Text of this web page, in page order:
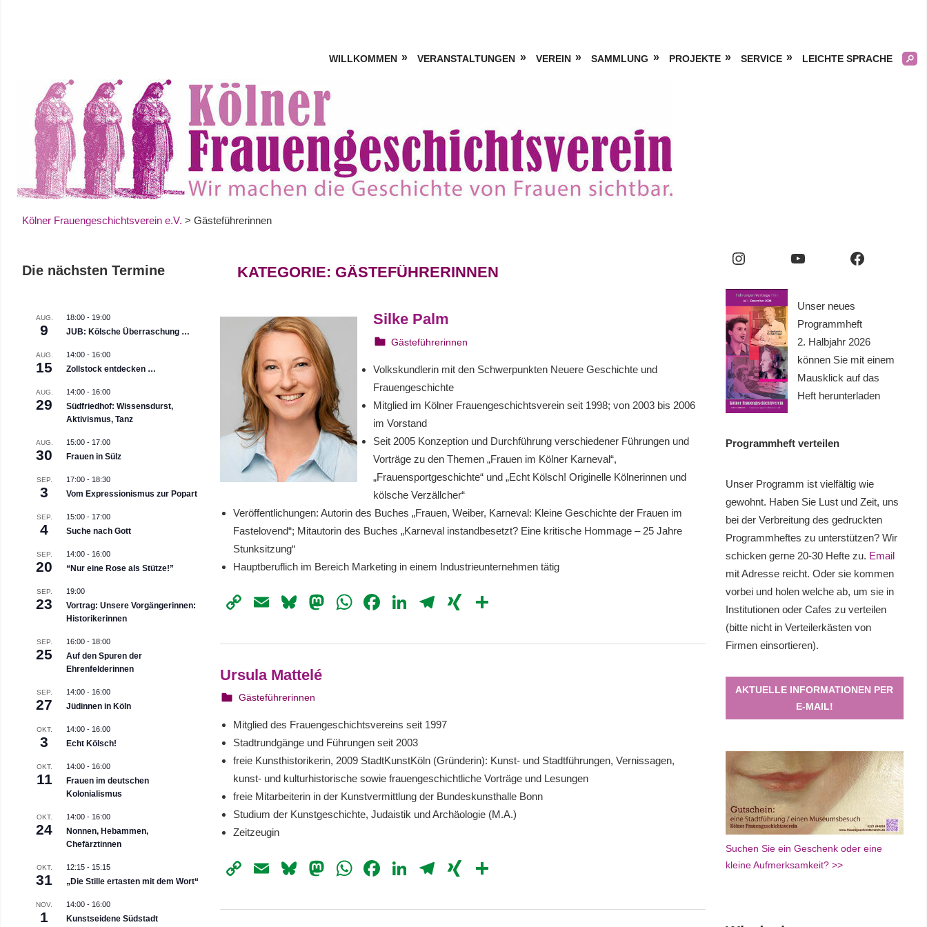
WILLKOMMEN VERANSTALTUNGEN VEREIN SAMMLUNG PROJEKTE SERVICE LEICHTE SPRACHE
Kölner Frauengeschichtsverein e.V. > Gästeführerinnen
KATEGORIE: GÄSTEFÜHRERINNEN
Silke Palm
22. August 2023
webmam
Gästeführerinnen
Volkskundlerin mit den Schwerpunkten Neuere Geschichte und
Frauengeschichte
Mitglied im Kölner Frauengeschichtsverein seit 1998; von 2003 bis 2006
im Vorstand
Seit 2005 Konzeption und Durchführung verschiedener Führungen und
Vorträge zu den Themen „Frauen im Kölner Karneval“,
„Frauensportgeschichte“ und „Echt Kölsch! Originelle Kölnerinnen und
kölsche Verzällcher“
Veröffentlichungen: Autorin des Buches „Frauen, Weiber, Karneval: Kleine Geschichte der Frauen im
Fastelovend“; Mitautorin des Buches „Karneval instandbesetzt? Eine kritische Hommage – 25 Jahre
Stunksitzung“
Hauptberuflich im Bereich Marketing in einem Industrieunternehmen tätig
CopyEmailBluesky
Mastodon
WhatsApp
Facebook
LinkedIn
Telegram
XING
Ursula Mattelé
22. August 2023
webmam
Gästeführerinnen
Mitglied des Frauengeschichtsvereins seit 1997
Stadtrundgänge und Führungen seit 2003
freie Kunsthistorikerin, 2009 StadtKunstKöln (Gründerin): Kunst- und Stadtführungen, Vernissagen,
kunst- und kulturhistorische sowie frauengeschichtliche Vorträge und Lesungen
freie Mitarbeiterin in der Kunstvermittlung der Bundeskunsthalle Bonn
Studium der Kunstgeschichte, Judaistik und Archäologie (M.A.)
Zeitzeugin
CopyEmailBluesky
Mastodon
WhatsApp
Facebook
LinkedIn
Telegram
XING
Die nächsten Termine
AUG.
9
18:00 - 19:00
JUB: Kölsche Überraschung …
AUG.
15
14:00 - 16:00
Zollstock entdecken …
AUG.
29
14:00 - 16:00
Südfriedhof: Wissensdurst,
Aktivismus, Tanz
AUG.
30
15:00 - 17:00
Frauen in Sülz
SEP.
3
17:00 - 18:30
Vom Expressionismus zur Popart
SEP.
4
15:00 - 17:00
Suche nach Gott
SEP.
20
14:00 - 16:00
“Nur eine Rose als Stütze!”
SEP.
23
19:00
Vortrag: Unsere Vorgängerinnen:
Historikerinnen
SEP.
25
16:00 - 18:00
Auf den Spuren der
Ehrenfelderinnen
SEP.
27
14:00 - 16:00
Jüdinnen in Köln
OKT.
3
14:00 - 16:00
Echt Kölsch!
OKT.
11
14:00 - 16:00
Frauen im deutschen
Kolonialismus
OKT.
24
14:00 - 16:00
Nonnen, Hebammen,
Chefärztinnen
OKT.
31
12:15 - 15:15
„Die Stille ertasten mit dem Wort“
NOV.
1
14:00 - 16:00
Kunstseidene Südstadt
Instagram YouTube Facebook
Unser neues
Programmheft
2. Halbjahr 2026
können Sie mit einem
Mausklick auf das
Heft herunterladen
Programmheft verteilen
Unser Programm ist vielfältig wie
gewohnt. Haben Sie Lust und Zeit, uns
bei der Verbreitung des gedruckten
Programmheftes zu unterstützen? Wir
schicken gerne 20-30 Hefte zu. Email
mit Adresse reicht. Oder sie kommen
vorbei und holen welche ab, um sie in
Institutionen oder Cafes zu verteilen
(bitte nicht in Verteilerkästen von
Firmen einsortieren).
AKTUELLE INFORMATIONEN PER
E-MAIL!
Suchen Sie ein Geschenk oder eine
kleine Aufmerksamkeit? >>